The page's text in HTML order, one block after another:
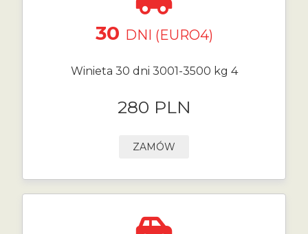
30 DNI (EURO4)
Winieta 30 dni 3001-3500 kg 4
280 PLN
ZAMÓW